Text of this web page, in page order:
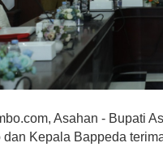
Asahan - Bupati
dan Kepala Bappeda